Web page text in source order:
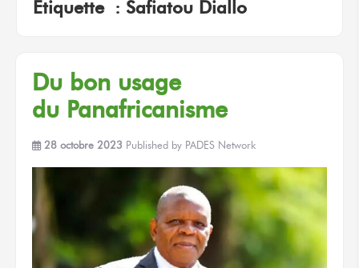
Étiquette : Safiatou Diallo
Du bon usage
du Panafricanisme
28 octobre 2023 Published by PADES Network